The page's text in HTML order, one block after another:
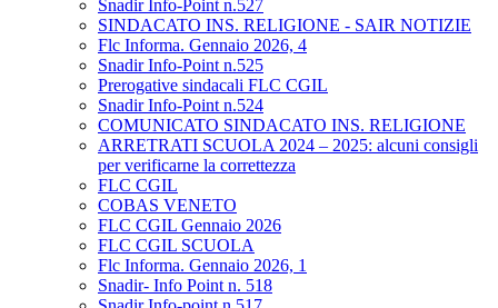
Snadir Info-Point n.527
SINDACATO INS. RELIGIONE - SAIR NOTIZIE
Flc Informa. Gennaio 2026, 4
Snadir Info-Point n.525
Prerogative sindacali FLC CGIL
Snadir Info-Point n.524
COMUNICATO SINDACATO INS. RELIGIONE
ARRETRATI SCUOLA 2024 – 2025: alcuni consigli
per verificarne la correttezza
FLC CGIL
COBAS VENETO
FLC CGIL Gennaio 2026
FLC CGIL SCUOLA
Flc Informa. Gennaio 2026, 1
Snadir- Info Point n. 518